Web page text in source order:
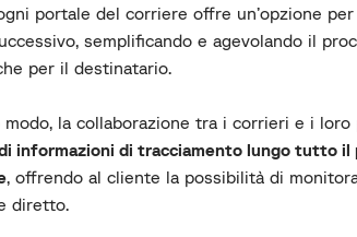
portale del corriere offre un’opzione
semplificando e agevolando il
per il destinatario.
la collaborazione tra i corrieri e i loro
informazioni di tracciamento lungo tutto il
, offrendo al cliente la possibilità di
diretto.